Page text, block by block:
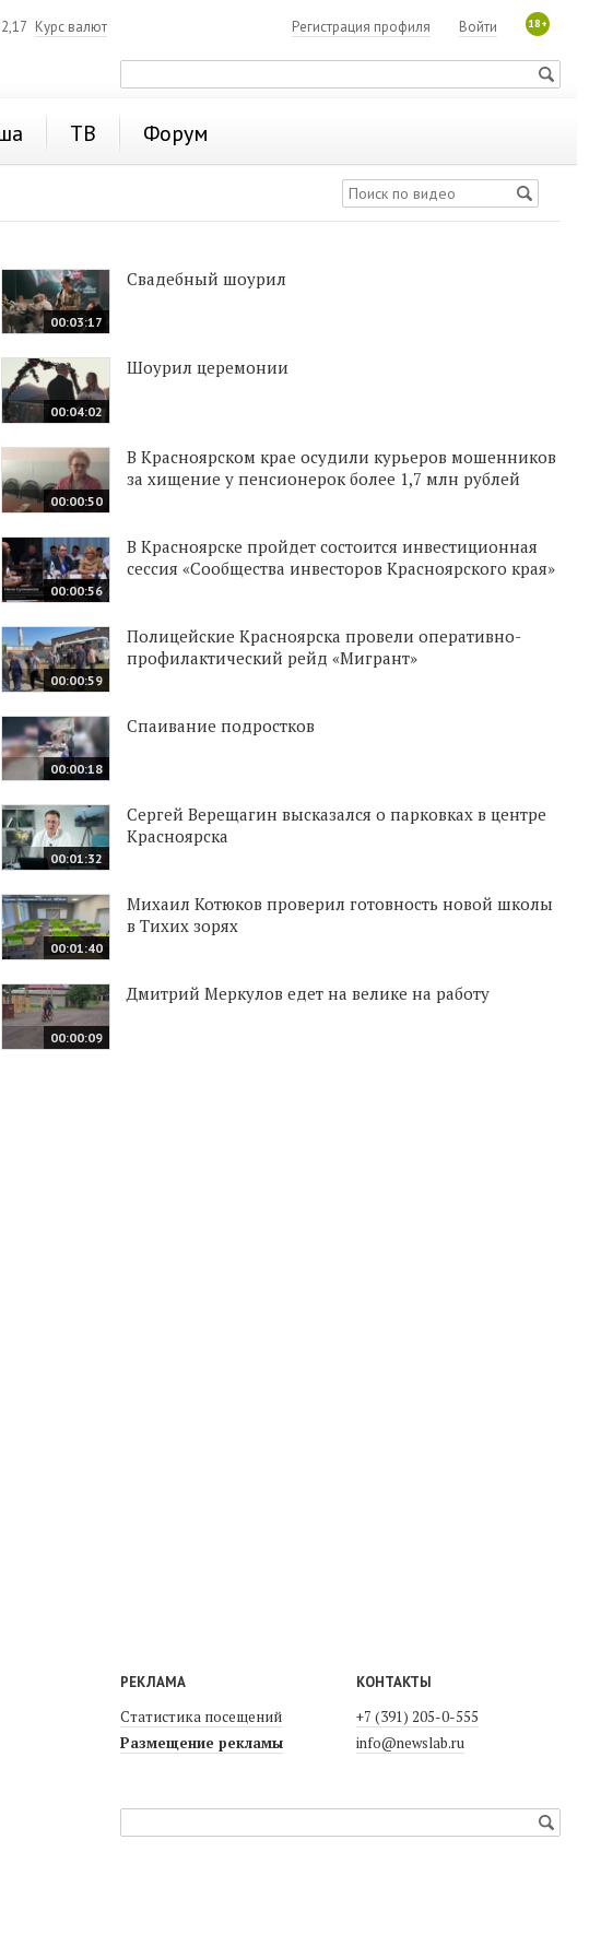
Курс валют 18+
Войти
Регистрация профиля
ТВ Форум
00:03:17
Свадебный шоурил
00:04:02
Шоурил церемонии
00:00:50
В Красноярском крае осудили курьеров мошенников
за хищение у пенсионерок более 1,7 млн рублей
00:00:56
В Красноярске пройдет состоится инвестиционная
сессия «Сообщества инвесторов Красноярского края»
00:00:59
Полицейские Красноярска провели оперативно-
профилактический рейд «Мигрант»
00:00:18
Спаивание подростков
00:01:32
Сергей Верещагин высказался о парковках в центре
Красноярска
00:01:40
Михаил Котюков проверил готовность новой школы
в Тихих зорях
00:00:09
Дмитрий Меркулов едет на велике на работу
РЕКЛАМА
Статистика посещений
Размещение рекламы
КОНТАКТЫ
+7 (391) 205-0-555
info@newslab.ru